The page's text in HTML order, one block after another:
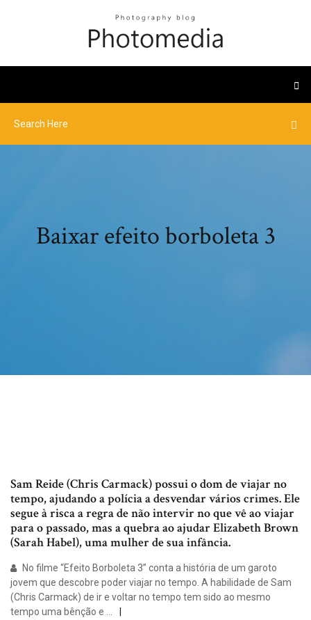
Baixar efeito borboleta 3
Sam Reide (Chris Carmack) possui o dom de viajar no
tempo, ajudando a polícia a desvendar vários crimes. Ele
segue à risca a regra de não intervir no que vê ao viajar
para o passado, mas a quebra ao ajudar Elizabeth Brown
(Sarah Habel), uma mulher de sua infância.
No filme “Efeito Borboleta 3” conta a história de um garoto
jovem que descobre poder viajar no tempo. A habilidade de Sam
(Chris Carmack) de ir e voltar no tempo tem sido ao mesmo
tempo uma bênção e …